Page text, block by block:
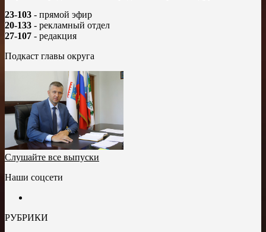
23-103 - прямой эфир
20-133 - рекламный отдел
27-107 - редакция
Подкаст главы округа
Слушайте все выпуски
Наши соцсети
РУБРИКИ